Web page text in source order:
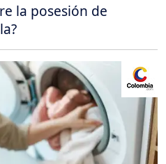
la posesión de